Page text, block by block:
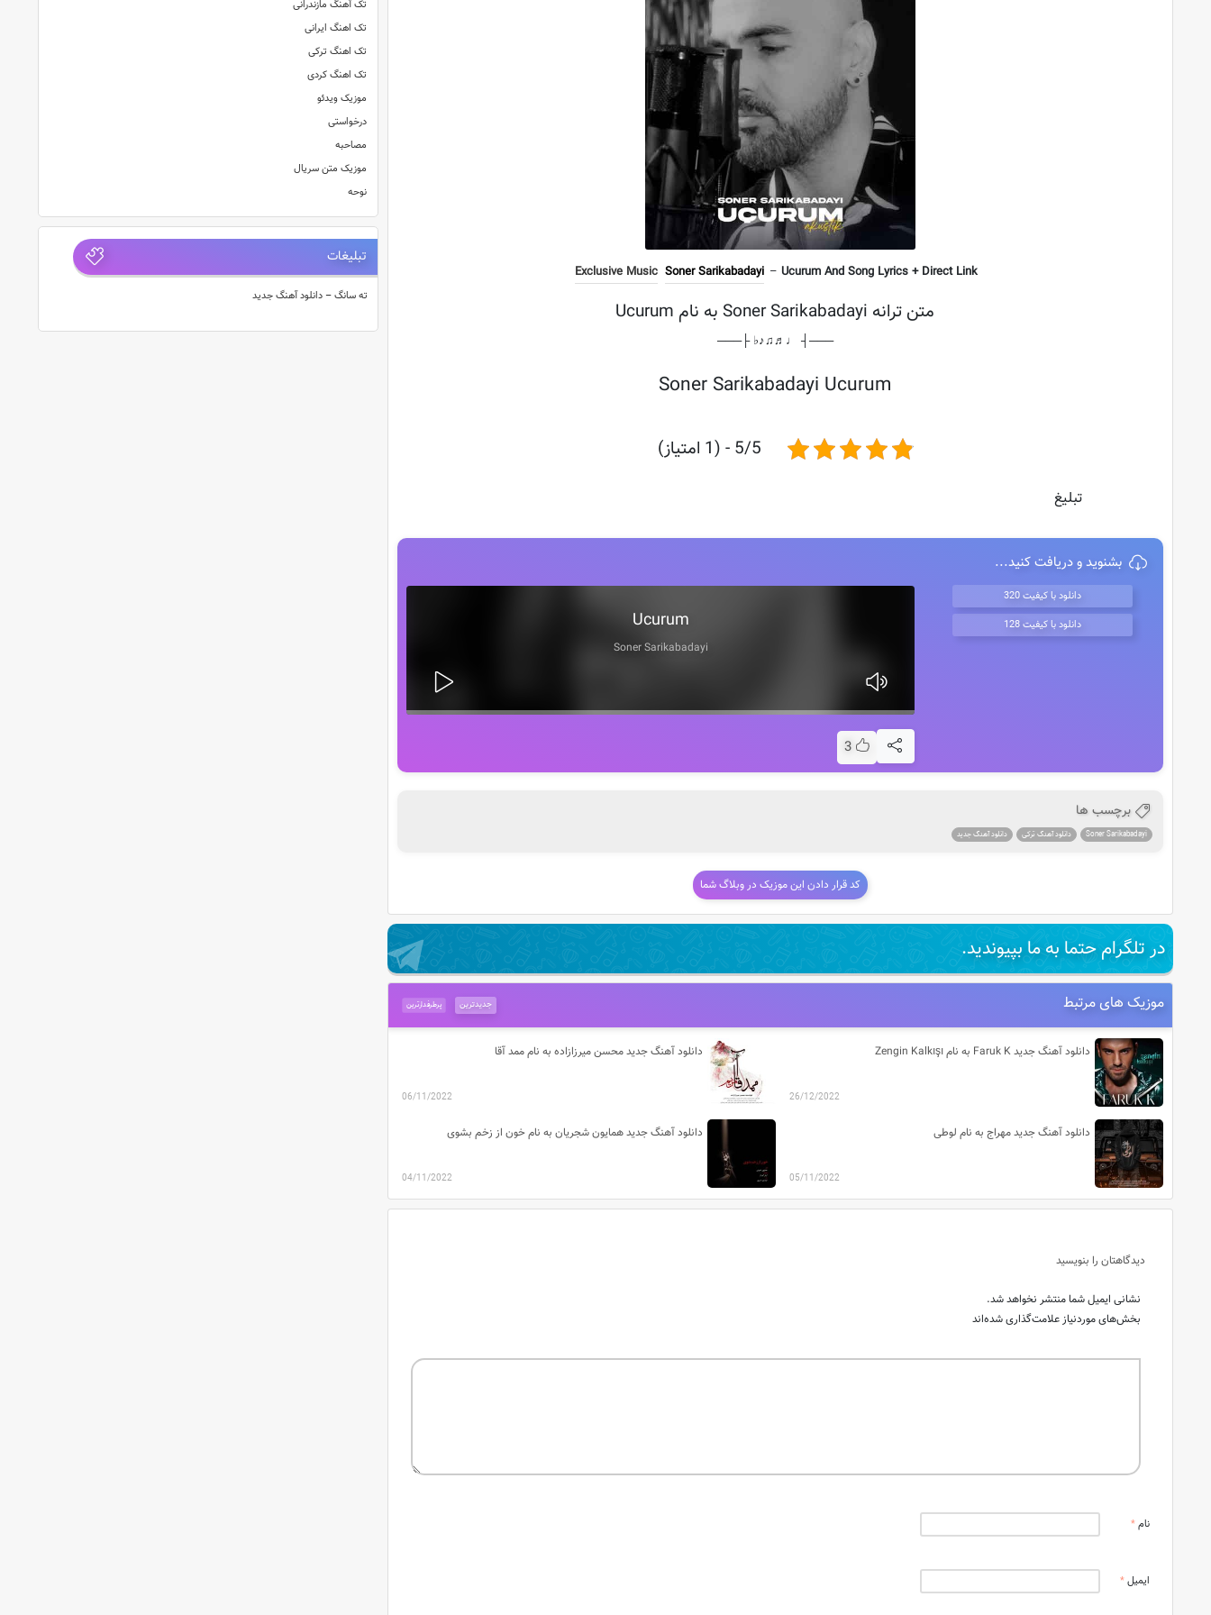
Exclusive Music Soner Sarikabadayi – Ucurum And Song Lyrics + Direct Link
متن ترانه Soner Sarikabadayi به نام Ucurum
───┤ ♩♬♫♪♭ ├───
Soner Sarikabadayi Ucurum
5/5 - (1 امتیاز)
تبلیغ
بشنوید و دریافت کنید...
دانلود با کیفیت 320
دانلود با کیفیت 128
Ucurum
Soner Sarikabadayi
3
برچسب ها
Soner Sarikabadayi دانلود آهنگ ترکی دانلود آهنگ جدید
کد قرار دادن این موزیک در وبلاگ شما
در تلگرام حتما به ما بپیوندید.
موزیک های مرتبط پرطرفدارترین جدیدترین
دانلود آهنگ جدید Faruk K به نام Zengin Kalkışı
26/12/2022
دانلود آهنگ جدید محسن میرزازاده به نام ممد آقا
06/11/2022
دانلود آهنگ جدید مهراج به نام لوطی
05/11/2022
دانلود آهنگ جدید همایون شجریان به نام خون از زخم بشوی
04/11/2022
دیدگاهتان را بنویسید
نشانی ایمیل شما منتشر نخواهد شد.
بخش‌های موردنیاز علامت‌گذاری شده‌اند
نام*
ایمیل*
تک آهنگ مازندرانی
تک اهنگ ایرانی
تک اهنگ ترکی
تک اهنگ کردی
موزیک ویدئو
درخواستی
مصاحبه
موزیک متن سریال
نوحه
تبلیغات
ته سانگ – دانلود آهنگ جدید